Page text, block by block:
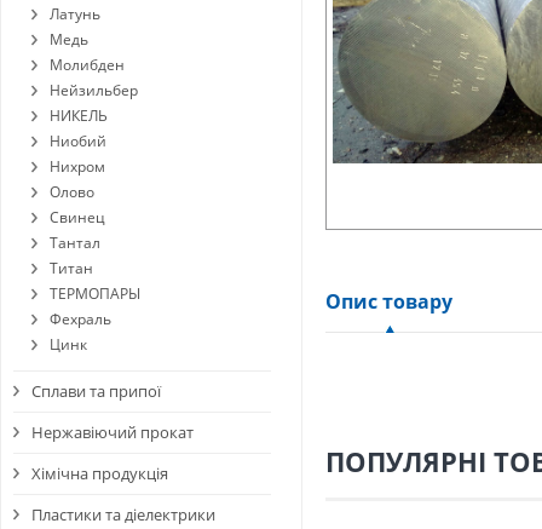
Опис товару
ПОПУЛЯРНІ
Латунь
Медь
Молибден
Нейзильбер
НИКЕЛЬ
Ниобий
Нихром
Олово
Свинец
Тантал
Титан
ТЕРМОПАРЫ
Фехраль
Цинк
Сплави та припої
Нержавіючий прокат
Хімічна продукція
Пластики та діелектрики